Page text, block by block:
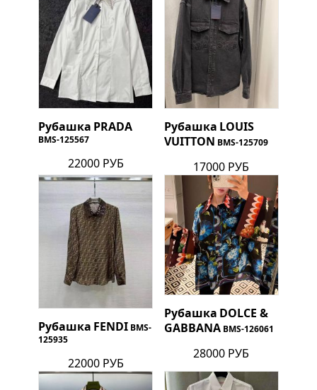
Рубашка PRADA
BMS-125567
22000 РУБ
Рубашка LOUIS
VUITTON BMS-125709
17000 РУБ
Рубашка FENDI BMS-
125935
22000 РУБ
Рубашка DOLCE &
GABBANA BMS-126061
28000 РУБ